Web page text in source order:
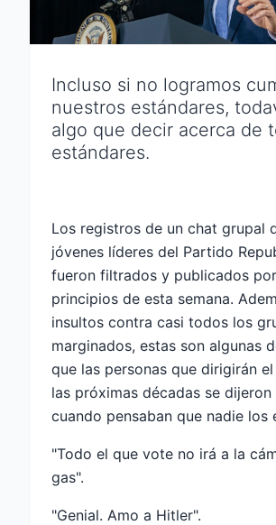
Incluso si no logramos
nuestros estándares,
algo que decir acerca de
estándares.
Los registros de un chat grupal
jóvenes líderes del Partido
fueron filtrados y publicados por
principios de esta semana.
insultos contra casi todos los
marginados, estas son algunas
que las personas que dirigirán
las próximas décadas se dijeron
cuando pensaban que nadie los
"Todo el que vote no irá a la
gas".
"Genial. Amo a Hitler".